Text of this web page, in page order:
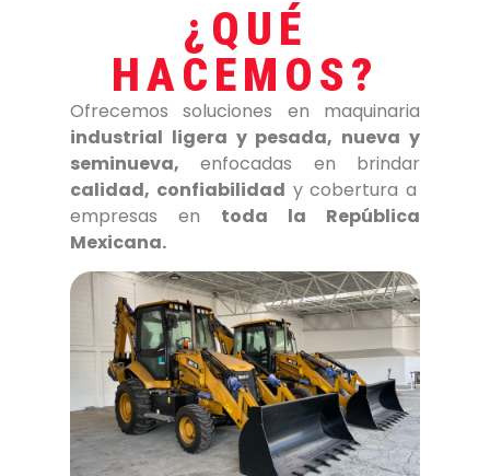
¿QUÉ
HACEMOS?
Ofrecemos soluciones en maquinaria
industrial ligera y pesada, nueva y
seminueva, enfocadas en brindar
calidad, confiabilidad y cobertura a
empresas en toda la República
Mexicana.